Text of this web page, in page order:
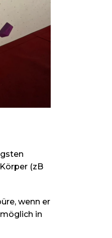
(zB
wenn er
in